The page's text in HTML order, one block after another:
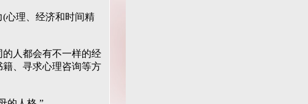
理、经济和时间精
人都会有不一样的经
、寻求心理咨询等方